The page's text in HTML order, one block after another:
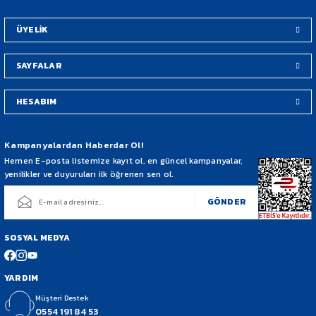
Bu ürüne benzer farklı alternatifler olmalı.
ÜYELİK
SAYFALAR
HESABIM
Kampanyalardan Haberdar Ol!
Hemen E-posta listemize kayıt ol, en güncel kampanyalar,
yenilikler ve duyuruları ilk öğrenen sen ol.
GÖNDER
SOSYAL MEDYA
YARDIM
Müşteri Destek
0554 191 84 53